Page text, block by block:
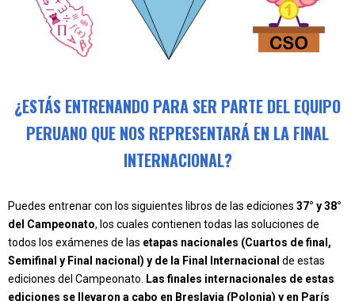
¿ESTÁS ENTRENANDO PARA SER PARTE DEL EQUIPO
PERUANO QUE NOS REPRESENTARÁ EN LA FINAL
INTERNACIONAL?
Puedes entrenar con los siguientes libros de las ediciones 37° y 38°
del Campeonato, los cuales contienen todas las soluciones de
todos los exámenes de las etapas nacionales (Cuartos de final,
Semifinal y Final nacional) y de la Final Internacional de estas
ediciones del Campeonato.
Las finales internacionales de estas
ediciones se llevaron a cabo en Breslavia (Polonia) y en París